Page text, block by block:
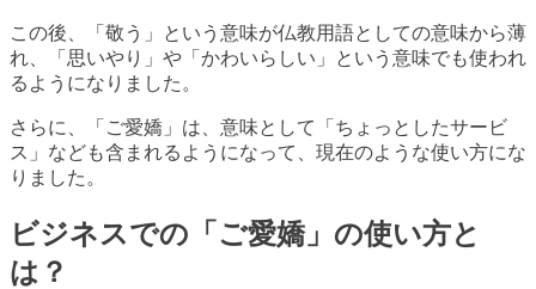
この後、「敬う」という意味が仏教用語としての意味から薄
れ、「思いやり」や「かわいらしい」という意味でも使われ
るようになりました。
さらに、「ご愛嬌」は、意味として「ちょっとしたサービ
ス」なども含まれるようになって、現在のような使い方にな
りました。
ビジネスでの「ご愛嬌」の使い方と
は？